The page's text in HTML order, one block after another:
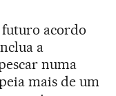
acordo
a
numa
mais de um